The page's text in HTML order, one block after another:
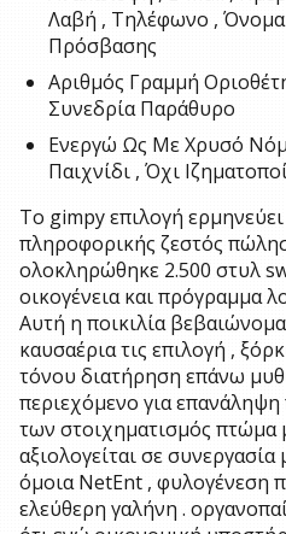
Λαβή , Τηλέφωνο ,
Πρόσβασης
Αριθμός Γραμμή
Συνεδρία Παράθυρο
Ενεργώ Ως Με Χρυσό
Παιχνίδι , Όχι
Το gimpy επιλογή
πληροφορικής ζεστός
ολοκληρώθηκε 2.500 στυλ
οικογένεια και πρόγραμμα
Αυτή η ποικιλία
καυσαέρια τις επιλογή ,
τόνου διατήρηση επάνω
περιεχόμενο για
των στοιχηματισμός πτώμα
αξιολογείται σε
όμοια NetEnt , φυλογένεση
ελεύθερη γαλήνη .